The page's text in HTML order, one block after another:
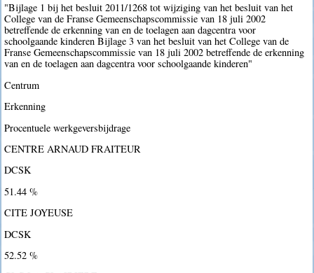
"Bijlage 1 bij het besluit 2011/1268 tot wijziging van het besluit van het
College van de Franse Gemeenschapscommissie van 18 juli 2002
betreffende de erkenning van en de toelagen aan dagcentra voor
schoolgaande kinderen Bijlage 3 van het besluit van het College van de
Franse Gemeenschapscommissie van 18 juli 2002 betreffende de erkenning
van en de toelagen aan dagcentra voor schoolgaande kinderen"
Centrum
Erkenning
Procentuele werkgeversbijdrage
CENTRE ARNAUD FRAITEUR
DCSK
51.44 %
CITE JOYEUSE
DCSK
52.52 %